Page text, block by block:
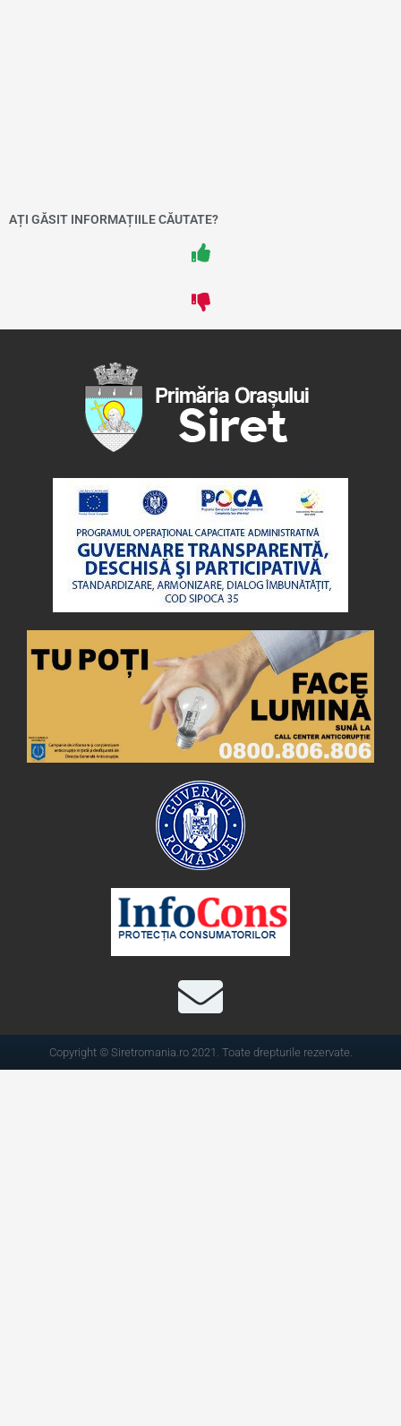
AȚI GĂSIT INFORMAȚIILE CĂUTATE?
Copyright © Siretromania.ro 2021. Toate drepturile rezervate.